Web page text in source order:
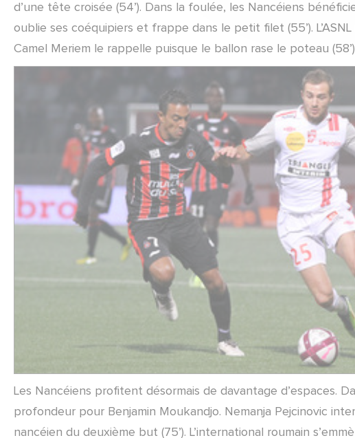
d’une tête croisée (54’). Dans la foulée, les Nancéiens
oublie ses coéquipiers et frappe dans le petit filet (55’).
Camel Meriem le rappelle puisque le ballon rase le poteau
Les Nancéiens profitent désormais de davantage d’espaces.
profondeur pour Benjamin Moukandjo. Nemanja Pejcinovic
nancéien du deuxième but (75’). L’international roumain